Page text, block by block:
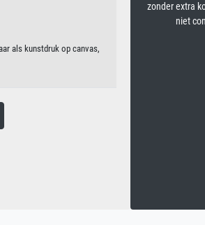
als kunstdruk op canvas,
zonder extra
niet